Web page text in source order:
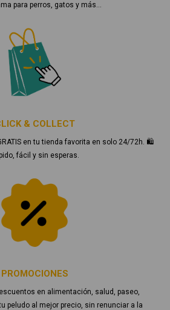
para perros, gatos y más…
& COLLECT
en tu tienda favorita en solo 24/72h. 🛍️
fácil y sin esperas.
PROMOCIONES
en alimentación, salud, paseo,
peludo al mejor precio, sin renunciar a la